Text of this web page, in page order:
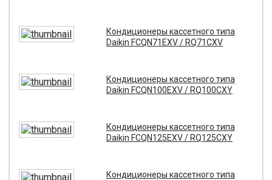
Кондиционеры кассетного типа
Daikin FCQN71EXV / RQ71CXV
Кондиционеры кассетного типа
Daikin FCQN100EXV / RQ100CXY
Кондиционеры кассетного типа
Daikin FCQN125EXV / RQ125CXY
Кондиционеры кассетного типа